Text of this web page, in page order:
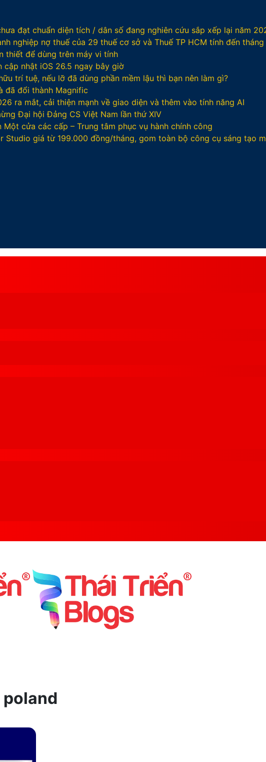
đạt chuẩn diện tích / dân số đang nghiên cứu sắp xếp lại năm
nghiệp nợ thuế của 29 thuế cơ sở và Thuế TP HCM tính đến
thiết để dùng trên máy vi tính
cập nhật iOS 26.5 ngay bây giờ
trí tuệ, nếu lỡ đã dùng phần mềm lậu thì bạn nên làm gì?
đã đổi thành Magnific
ra mắt, cải thiện mạnh về giao diện và thêm vào tính năng AI
Đại hội Đảng CS Việt Nam lần thứ XIV
Một cửa các cấp – Trung tâm phục vụ hành chính công
Studio giá từ 199.000 đồng/tháng, gom toàn bộ công cụ sáng tạo
poland